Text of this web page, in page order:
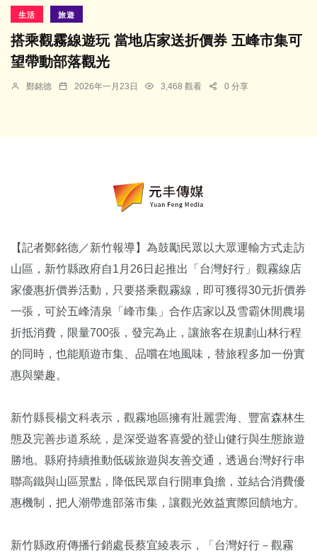
生活 旅遊
搭乘觀霧線遊玩 當地店家送折價券 五峰市集可
望帶動部落觀光
鄭銘德 2026年一月23日 3,468 觀看 0 分享
【記者鄭銘德／新竹報導】為鼓勵民眾以大眾運輸方式走訪
山區，新竹縣政府自1月26日起推出「台灣好行」觀霧線店
家優惠折價券活動，只要搭乘觀霧線，即可獲得30元折價券
一張，可於五峰清泉「峰市集」合作店家以及雪霸休閒農場
折抵消費，限量700張，發完為止，讓旅客在規劃山林行程
的同時，也能順遊市集、品嚐在地風味，替旅程多加一份實
惠與樂趣。
新竹縣長楊文科表示，觀霧地區擁有壯麗雲海、豐富森林生
態及完善步道系統，是深受遊客喜愛的登山健行與生態旅遊
勝地。縣府持續推動低碳旅遊與友善交通，透過台灣好行串
聯高鐵與山區景點，降低民眾自行開車負擔，並結合消費優
惠機制，把人潮帶進部落市集，讓觀光效益實際回饋地方。
新竹縣政府傳播行銷處長蔡宜綾表示，「台灣好行－觀霧